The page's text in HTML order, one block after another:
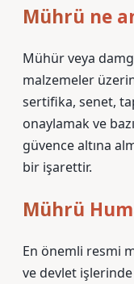
Mührü ne
Mühür veya
malzemeler
sertifika, senet,
onaylamak ve
güvence altına
bir işarettir.
Mührü
En önemli resmi
ve devlet